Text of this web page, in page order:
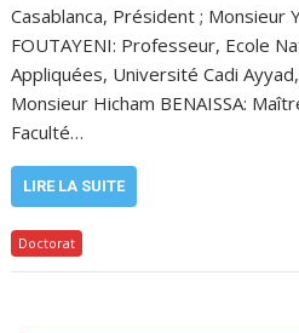
Casablanca, Président ; Monsieur
FOUTAYENI: Professeur, Ecole
Appliquées, Université Cadi
Monsieur Hicham BENAISSA:
Faculté…
LIRE LA SUITE
Doctorat